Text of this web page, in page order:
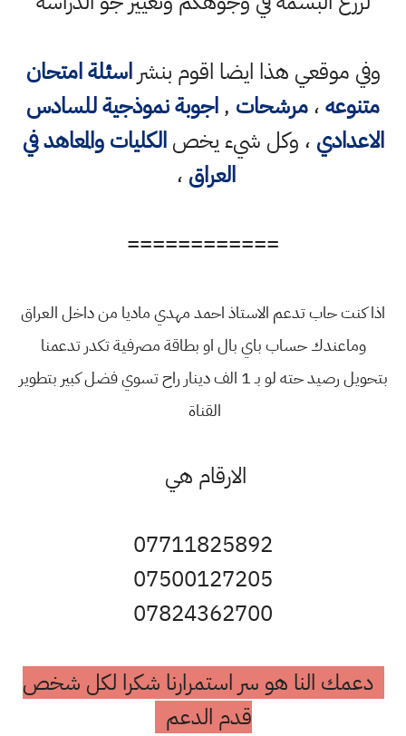
وفي موقعي هذا ايضا اقوم بنشراسئلة امتحان
متنوعه،مرشحات ,اجوبة نموذجية للسادس
الاعدادي ، وكل شيء يخصالكليات والمعاهد في
العراق ،
============
اذا كنت حاب تدعم الاستاذ احمد مهدي ماديا من داخل العراق
وماعندك حساب باي بال او بطاقة مصرفية تكدر تدعمنا
بتحويل رصيد حته لو بـ 1 الف دينار راح تسوي فضل كبير بتطوير
القناة
الارقام هي
07711825892
07500127205
07824362700
دعمك النا هو سر استمرارنا شكرا لكل شخص
قدم الدعم